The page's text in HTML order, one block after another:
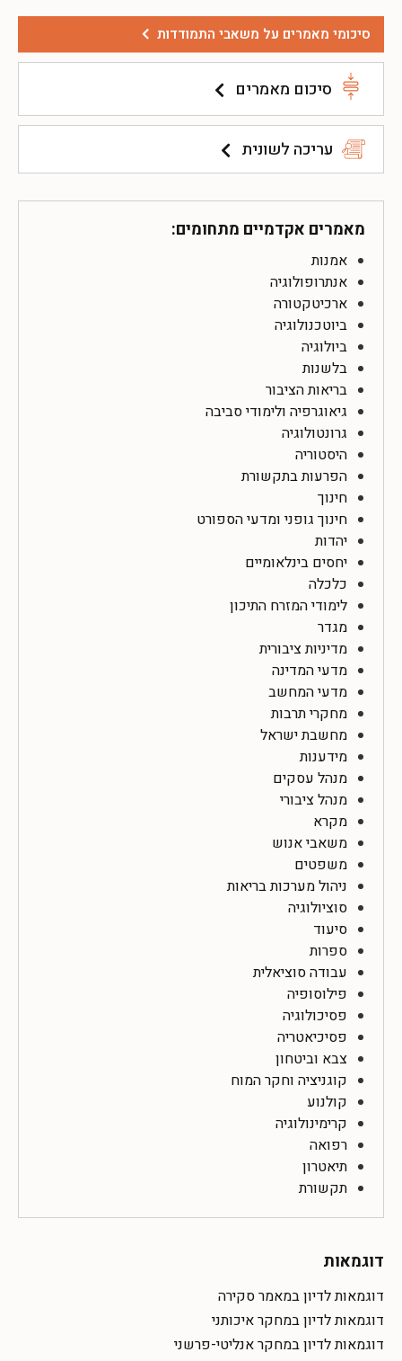
סיכומי מאמרים על משאבי התמודדות
סיכום מאמרים
עריכה לשונית
מאמרים אקדמיים מתחומים:
אמנות
אנתרופולוגיה
ארכיטקטורה
ביוטכנולוגיה
ביולוגיה
בלשנות
בריאות הציבור
גיאוגרפיה ולימודי סביבה
גרונטולוגיה
היסטוריה
הפרעות בתקשורת
חינוך
חינוך גופני ומדעי הספורט
יהדות
יחסים בינלאומיים
כלכלה
לימודי המזרח התיכון
מגדר
מדיניות ציבורית
מדעי המדינה
מדעי המחשב
מחקרי תרבות
מחשבת ישראל
מידענות
מנהל עסקים
מנהל ציבורי
מקרא
משאבי אנוש
משפטים
ניהול מערכות בריאות
סוציולוגיה
סיעוד
ספרות
עבודה סוציאלית
פילוסופיה
פסיכולוגיה
פסיכיאטריה
צבא וביטחון
קוגניציה וחקר המוח
קולנוע
קרימינולוגיה
רפואה
תיאטרון
תקשורת
דוגמאות
דוגמאות לדיון במאמר סקירה
דוגמאות לדיון במחקר איכותני
דוגמאות לדיון במחקר אנליטי-פרשני